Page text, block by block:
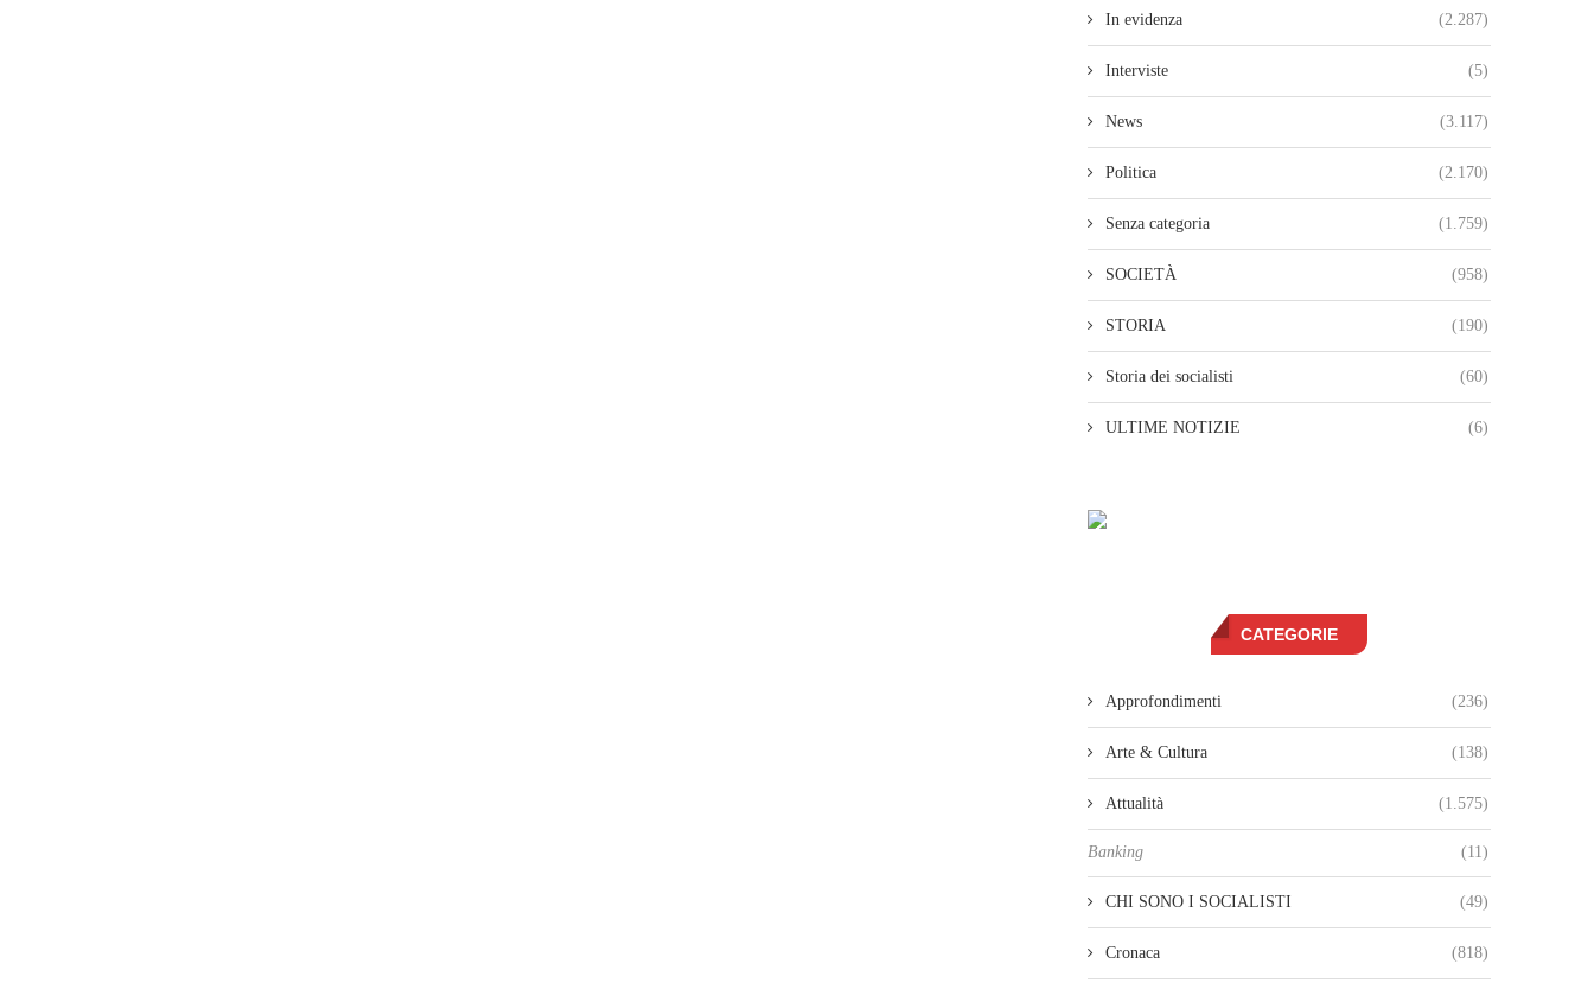
In evidenza (2.287)
Interviste (5)
News (3.117)
Politica (2.170)
Senza categoria (1.759)
SOCIETÀ (958)
STORIA (190)
Storia dei socialisti (60)
ULTIME NOTIZIE (6)
CATEGORIE
Approfondimenti (236)
Arte & Cultura (138)
Attualità (1.575)
Banking (11)
CHI SONO I SOCIALISTI (49)
Cronaca (818)